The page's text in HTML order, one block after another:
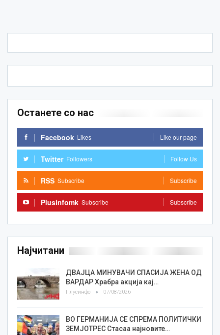
Останете со нас
Facebook Likes Like our page
Twitter Followers Follow Us
RSS Subscribe Subscribe
Plusinfomk Subscribe Subscribe
Најчитани
ДВАЈЦА МИНУВАЧИ СПАСИЈА ЖЕНА ОД
ВАРДАР Храбра акција кај…
Плусинфо 07/08/2026
ВО ГЕРМАНИЈА СЕ СПРЕМА ПОЛИТИЧКИ
ЗЕМЈОТРЕС Стасаа најновите…